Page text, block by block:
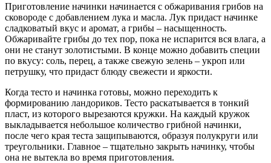
Приготовление начинки начинается с обжаривания грибов на
сковороде с добавлением лука и масла. Лук придаст начинке
сладковатый вкус и аромат, а грибы – насыщенность.
Обжаривайте грибы до тех пор, пока не испарится вся влага, а
они не станут золотистыми. В конце можно добавить специи
по вкусу: соль, перец, а также свежую зелень – укроп или
петрушку, что придаст блюду свежести и яркости.
Когда тесто и начинка готовы, можно переходить к
формированию ландориков. Тесто раскатывается в тонкий
пласт, из которого вырезаются кружки. На каждый кружок
выкладывается небольшое количество грибной начинки,
после чего края теста защипываются, образуя полукруги или
треугольники. Главное – тщательно закрыть начинку, чтобы
она не вытекла во время приготовления.